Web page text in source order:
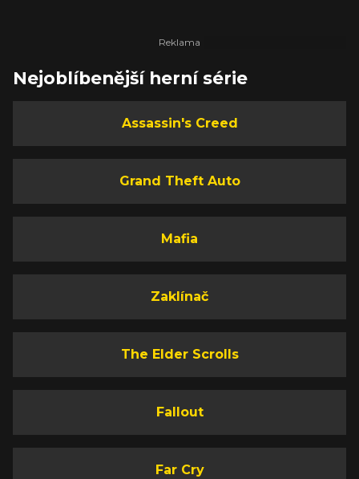
Nejoblíbenější herní série
Assassin's Creed
Grand Theft Auto
Mafia
Zaklínač
The Elder Scrolls
Fallout
Far Cry